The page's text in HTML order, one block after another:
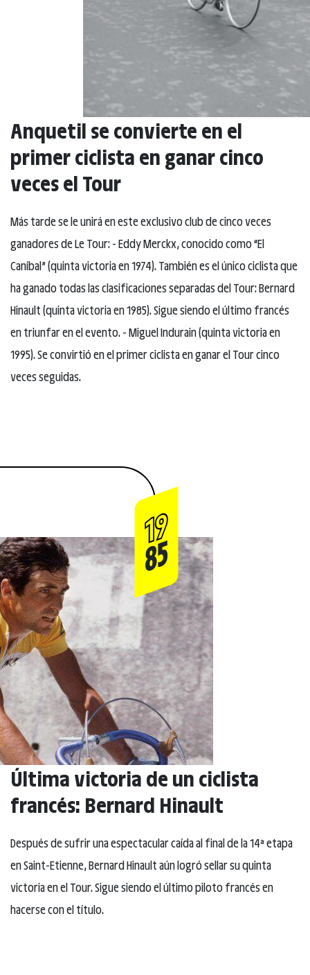
Anquetil se convierte en el
primer ciclista en ganar cinco
veces el Tour
Más tarde se le unirá en este exclusivo club de cinco veces
ganadores de Le Tour: - Eddy Merckx, conocido como “El
Caníbal” (quinta victoria en 1974). También es el único ciclista que
ha ganado todas las clasificaciones separadas del Tour: Bernard
Hinault (quinta victoria en 1985). Sigue siendo el último francés
en triunfar en el evento. - Miguel Indurain (quinta victoria en
1995). Se convirtió en el primer ciclista en ganar el Tour cinco
veces seguidas.
19
85
Última victoria de un ciclista
francés: Bernard Hinault
Después de sufrir una espectacular caída al final de la 14ª etapa
en Saint-Etienne, Bernard Hinault aún logró sellar su quinta
victoria en el Tour. Sigue siendo el último piloto francés en
hacerse con el título.